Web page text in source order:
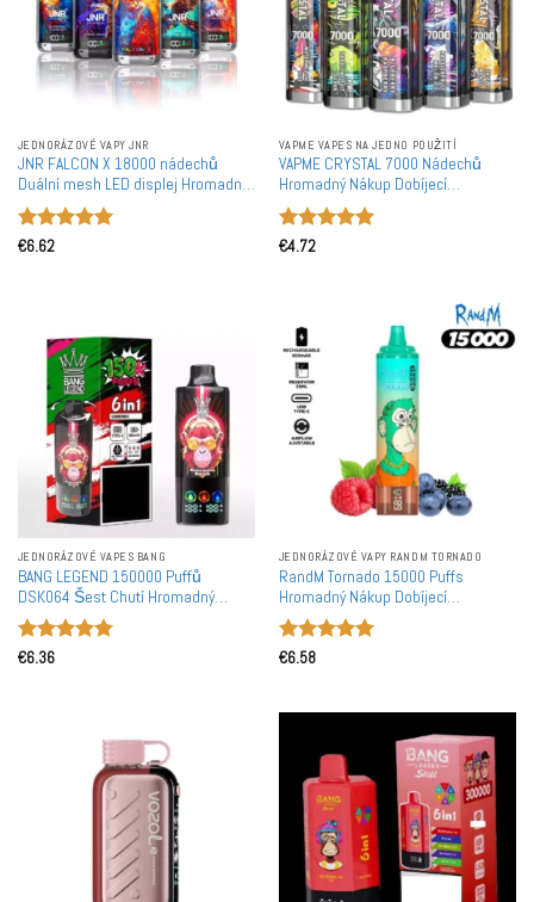
JEDNORÁZOVÉ VAPY JNR
JNR FALCON X 18000 nádechů
Duální mesh LED displej Hromadný
nákup Dobíjecí Jednorázové vapech
Velkoobchod
Hodnocení
€6.62
VAPME VAPES NA JEDNO POUŽITÍ
VAPME CRYSTAL 7000 Nádechů
Hromadný Nákup Dobíjecí
Jednorázové Vapes Velkoobchod
Hodnocení
€4.72
JEDNORÁZOVÉ VAPES BANG
BANG LEGEND 150000 Puffů
DSK064 Šest Chutí Hromadný
Nákup Dobíjecí Jednorázová Vape
Hodnocení
€6.36
JEDNORÁZOVÉ VAPY RANDM TORNADO
RandM Tornado 15000 Puffs
Hromadný Nákup Dobíjecí
Jednorázová Vape Velkoobchod
Hodnocení
€6.58